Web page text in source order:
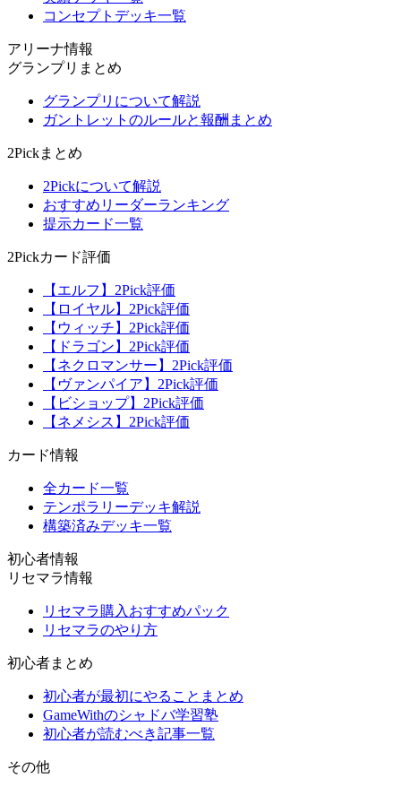
コンセプトデッキ一覧
アリーナ情報
グランプリまとめ
グランプリについて解説
ガントレットのルールと報酬まとめ
2Pickまとめ
2Pickについて解説
おすすめリーダーランキング
提示カード一覧
2Pickカード評価
【エルフ】2Pick評価
【ロイヤル】2Pick評価
【ウィッチ】2Pick評価
【ドラゴン】2Pick評価
【ネクロマンサー】2Pick評価
【ヴァンパイア】2Pick評価
【ビショップ】2Pick評価
【ネメシス】2Pick評価
カード情報
全カード一覧
テンポラリーデッキ解説
構築済みデッキ一覧
初心者情報
リセマラ情報
リセマラ購入おすすめパック
リセマラのやり方
初心者まとめ
初心者が最初にやることまとめ
GameWithのシャドバ学習塾
初心者が読むべき記事一覧
その他